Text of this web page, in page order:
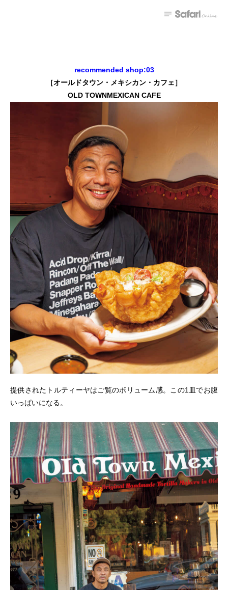
recommended shop:03
［オールドタウン・メキシカン・カフェ］
OLD TOWNMEXICAN CAFE
提供されたトルティーヤはご覧のボリューム感。この1皿でお腹
いっぱいになる。